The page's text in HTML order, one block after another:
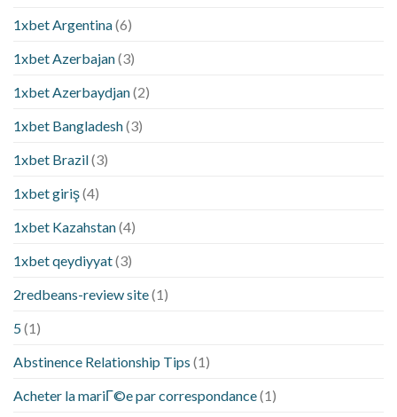
1xbet Argentina(6)
1xbet Azerbajan(3)
1xbet Azerbaydjan(2)
1xbet Bangladesh(3)
1xbet Brazil(3)
1xbet giriş(4)
1xbet Kazahstan(4)
1xbet qeydiyyat(3)
2redbeans-review site(1)
5(1)
Abstinence Relationship Tips (1)
Acheter la mariГ©e par correspondance(1)